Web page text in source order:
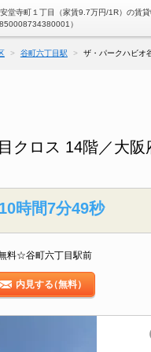
堂寺町１丁目（家賃9.7万円/1R）の賃
）
谷町六丁目駅 ザ・パークハビオ
クロス 14階／大
時間7分48秒
料☆谷町六丁目駅前
内見する（無料）